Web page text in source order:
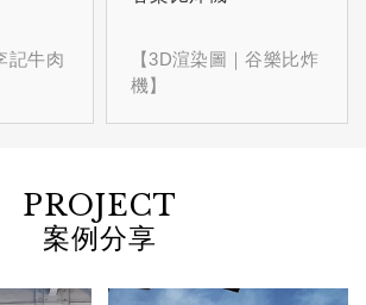
記牛肉
【3D渲染圖｜谷樂比炸
機】
PROJECT
案例分享